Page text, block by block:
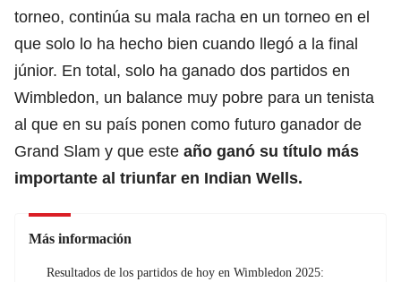
torneo, continúa su mala racha en un torneo en el
que solo lo ha hecho bien cuando llegó a la final
júnior. En total, solo ha ganado dos partidos en
Wimbledon, un balance muy pobre para un tenista
al que en su país ponen como futuro ganador de
Grand Slam y que este año ganó su título más
importante al triunfar en Indian Wells.
Más información
Resultados de los partidos de hoy en Wimbledon 2025: